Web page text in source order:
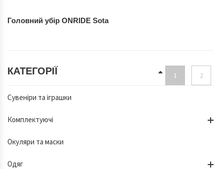
Головний убір ONRIDE Sota
1 2
КАТЕГОРІЇ
Сувеніри та іграшки
Комплектуючі
Окуляри та маски
Одяг